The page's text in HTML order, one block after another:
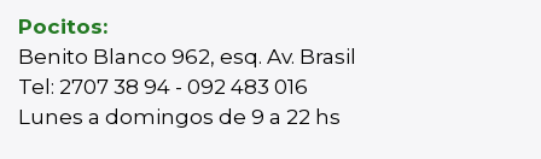
Pocitos:
Benito Blanco 962, esq. Av. Brasil
Tel: 2707 38 94 - 092 483 016
Lunes a domingos de 9 a 22 hs